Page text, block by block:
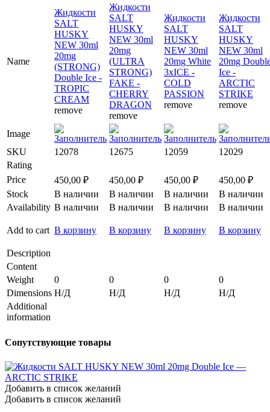
Name
Жидкости
SALT
HUSKY
NEW 30ml
20mg
(STRONG)
Double Ice -
TROPIC
CREAM
remove
Жидкости
SALT
HUSKY
NEW 30ml
20mg
(ULTRA
STRONG)
FAKE -
CHERRY
DRAGON
remove
Жидкости
SALT
HUSKY
NEW 30ml
20mg White
3xICE -
COLD
PASSION
remove
Жидкости
SALT
HUSKY
NEW 30ml
20mg
Ice -
ARCTIC
STRIKE
remove
Image
SKU
12078 12675 12059
12029
Rating
Price
450,00 ₽ 450,00 ₽ 450,00 ₽ 450,00 ₽
Stock
В наличии В наличии В наличии
В наличии
Availability В наличии В наличии В наличии В наличии
Add to cart В корзину В корзину В корзину В корзину
Description
Content
Weight
0 0 0
0
Dimensions Н/Д Н/Д Н/Д
Н/Д
Additional
information
Сопутствующие товары
Добавить в список желаний
Добавить в список желаний